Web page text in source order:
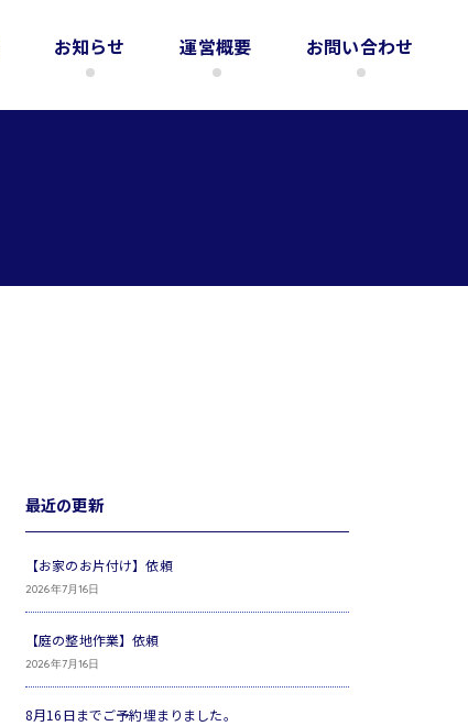
お知らせ 運営概要 お問い合わせ
最近の更新
【お家のお片付け】依頼
2026年7月16日
【庭の整地作業】依頼
2026年7月16日
8月16日までご予約埋まりました。